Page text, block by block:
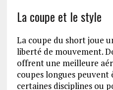
La coupe et le style
La coupe du short joue
liberté de mouvement.
offrent une meilleure
coupes longues
certaines disciplines ou